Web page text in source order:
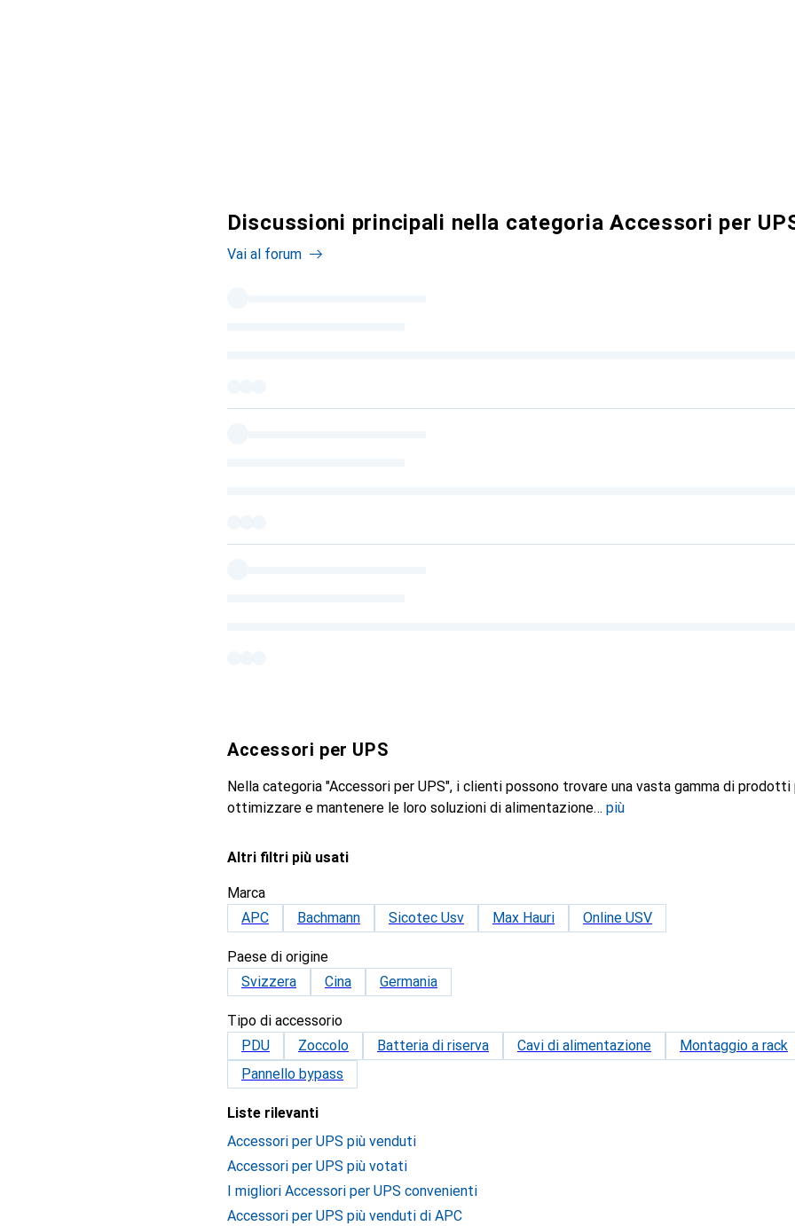
Discussioni principali nella categoria Accessori per
Vai al forum
Accessori per UPS
Nella categoria "Accessori per UPS", i clienti possono trovare una vasta gamma di
ottimizzare e mantenere le loro soluzioni di alimentazione
più
Altri filtri più usati
Marca
APC
Bachmann Sicotec Usv Max Hauri Online USV
Paese di origine
Svizzera
Cina Germania
Tipo di accessorio
PDU
Zoccolo Batteria di riserva Cavi di alimentazione
Montaggio a rack
Pannello bypass
Liste rilevanti
Accessori per UPS più venduti
Accessori per UPS più votati
I migliori Accessori per UPS convenienti
Accessori per UPS più venduti di APC